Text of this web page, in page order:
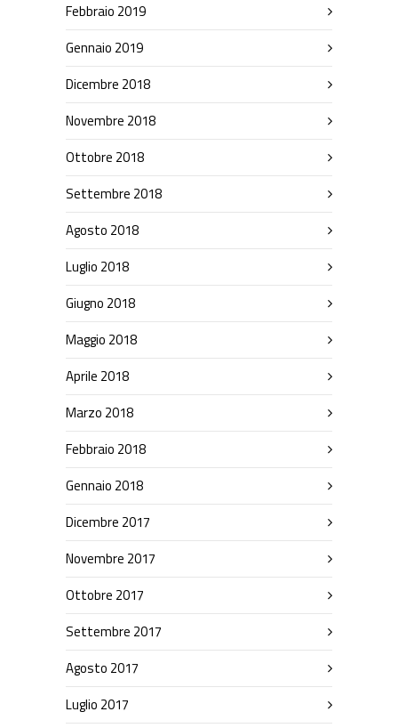
Febbraio 2019
Gennaio 2019
Dicembre 2018
Novembre 2018
Ottobre 2018
Settembre 2018
Agosto 2018
Luglio 2018
Giugno 2018
Maggio 2018
Aprile 2018
Marzo 2018
Febbraio 2018
Gennaio 2018
Dicembre 2017
Novembre 2017
Ottobre 2017
Settembre 2017
Agosto 2017
Luglio 2017